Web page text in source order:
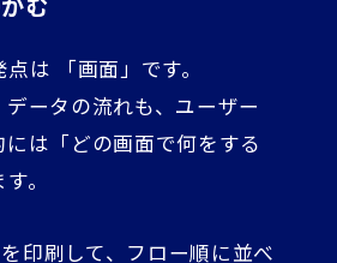
は 「画面」です。
ータの流れも、ユーザー
は「どの画面で何をする
。
印刷して、フロー順に並べ